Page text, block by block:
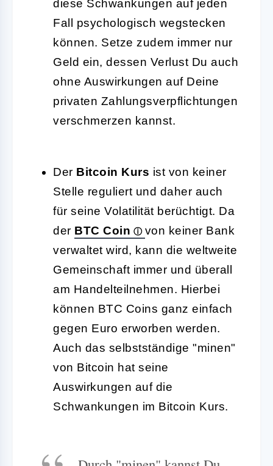
diese Schwankungen auf jeden
Fall psychologisch wegstecken
können. Setze zudem immer nur
Geld ein, dessen Verlust Du auch
ohne Auswirkungen auf Deine
privaten Zahlungsverpflichtungen
verschmerzen kannst.
Der Bitcoin Kurs ist von keiner
Stelle reguliert und daher auch
für seine Volatilität berüchtigt. Da
der BTC Coin
von keiner Bank
verwaltet wird, kann die weltweite
Gemeinschaft immer und überall
am Handelteilnehmen. Hierbei
können BTC Coins ganz einfach
gegen Euro erworben werden.
Auch das selbstständige "minen"
von Bitcoin hat seine
Auswirkungen auf die
Schwankungen im Bitcoin Kurs.